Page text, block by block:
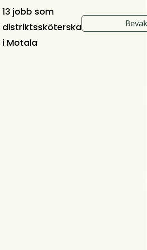
13 jobb som
distriktssköterska
i Motala